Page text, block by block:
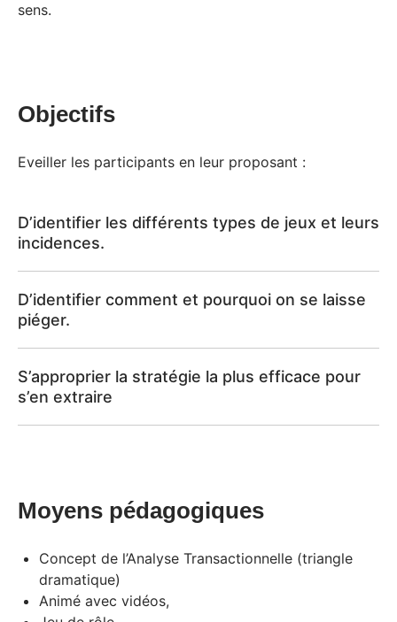
sens.
Objectifs
Eveiller les participants en leur proposant :
D’identifier les différents types de jeux et leurs
incidences.
D’identifier comment et pourquoi on se laisse
piéger.
S’approprier la stratégie la plus efficace pour
s’en extraire
Moyens pédagogiques
Concept de l’Analyse Transactionnelle (triangle
dramatique)
Animé avec vidéos,